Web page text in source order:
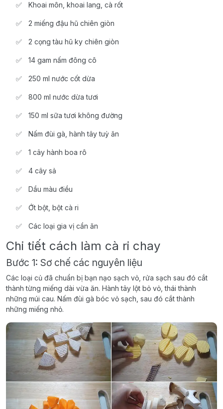
Khoai môn, khoai lang, cà rốt
2 miếng đậu hũ chiên giòn
2 cọng tàu hũ ky chiên giòn
14 gam nấm đông cô
250 ml nước cốt dừa
800 ml nước dừa tươi
150 ml sữa tươi không đường
Nấm đùi gà, hành tây tuỳ ăn
1 cây hành boa rô
4 cây sả
Dầu màu điều
Ớt bột, bột cà ri
Các loại gia vị cần ăn
Chi tiết cách làm cà ri chay
Bước 1: Sơ chế các nguyên liệu
Các loại củ đã chuẩn bị bạn nạo sạch vỏ, rửa sạch sau đó cắt
thành từng miếng dài vừa ăn. Hành tây lột bỏ vỏ, thái thành
những múi cau. Nấm đùi gà bóc vỏ sạch, sau đó cắt thành
những miếng nhỏ.